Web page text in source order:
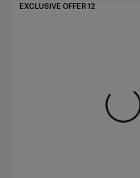
EXCLUSIVE OFFER 12